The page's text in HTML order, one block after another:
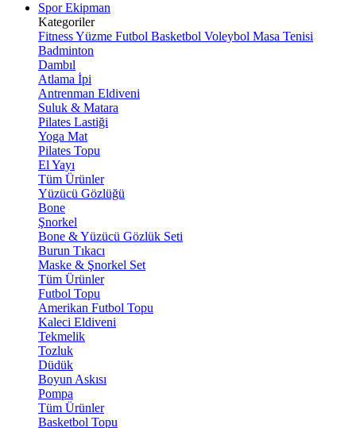
Spor Ekipman
Kategoriler
FitnessYüzme Futbol Basketbol Voleybol Masa Tenisi
Badminton
Dambıl
Atlama İpi
Antrenman Eldiveni
Suluk & Matara
Pilates Lastiği
Yoga Mat
Pilates Topu
El Yayı
Tüm Ürünler
Yüzücü Gözlüğü
Bone
Şnorkel
Bone & Yüzücü Gözlük Seti
Burun Tıkacı
Maske & Şnorkel Set
Tüm Ürünler
Futbol Topu
Amerikan Futbol Topu
Kaleci Eldiveni
Tekmelik
Tozluk
Düdük
Boyun Askısı
Pompa
Tüm Ürünler
Basketbol Topu